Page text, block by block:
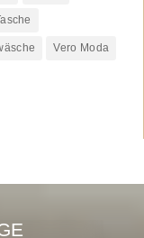
Vero Moda